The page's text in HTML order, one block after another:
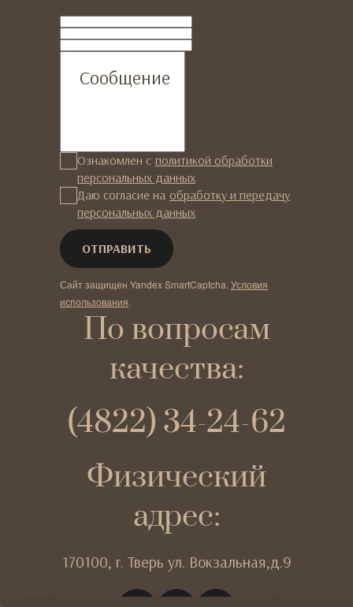
ФИО
Телефон
Email
Сообщение
Ознакомлен с политикой обработки
персональных данных
Даю согласие на обработку и передачу
персональных данных
Сайт защищен Yandex SmartCaptcha. Условия
использования.
По вопросам
качества:
(4822) 34-24-62
Физический
адрес:
170100, г. Тверь ул. Вокзальная,д.9